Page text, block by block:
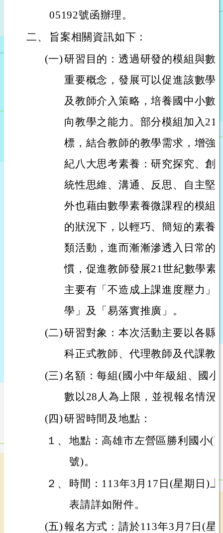
05192號函辦理。
二、
旨案相關資訊如下：
(一)研習目的：透過研發的模組與數
重要概念，發展可以促進該數學
及教師介入策略，培養國中小數
向教學之能力。部分模組加入21
標，結合教師的教學需求，增強
紀八大思考素養：研究探究、創
統性思維、溝通、反思、自主堅
外也藉由數學素養微課程的模組
的狀況下，以輕巧、簡短的素養
類活動，進而漸漸滲透入日常的
慣，促進教師發展21世紀數學素
主要有「不造成上課進度壓力」
學」及「易落實推廣」。
(二)研習對象：本次活動主要以各縣
科正式教師、代理教師及代課教
(三)名額：每組(國小中年級組、國
數以28人為上限，並視報名情況
(四)研習時間及地點：
１、 地點：高雄市左營區勝利國小(
號)。
２、
時間：113年3月17日(星期日)
表請詳如附件。
(五)報名方式：請於113年3月7日(星